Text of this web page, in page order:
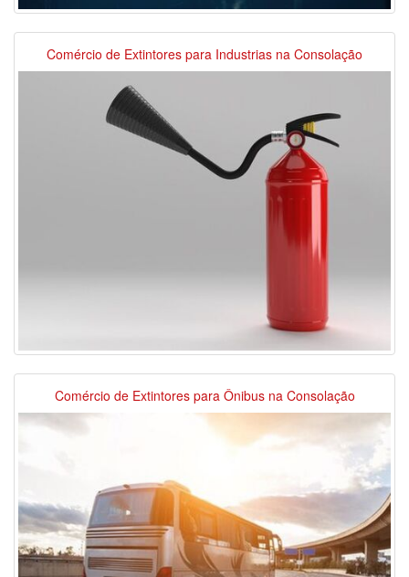
Comércio de Extintores para Industrias na Consolação
Comércio de Extintores para Ônibus na Consolação